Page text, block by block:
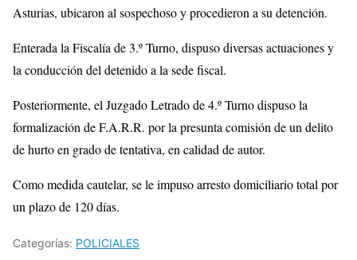
Asturias, ubicaron al sospechoso y procedieron a su detención.
Enterada la Fiscalía de 3.º Turno, dispuso diversas actuaciones y
la conducción del detenido a la sede fiscal.
Posteriormente, el Juzgado Letrado de 4.º Turno dispuso la
formalización de F.A.R.R. por la presunta comisión de un delito
de hurto en grado de tentativa, en calidad de autor.
Como medida cautelar, se le impuso arresto domiciliario total por
un plazo de 120 días.
Categorías: POLICIALES